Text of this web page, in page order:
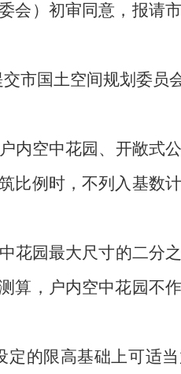
会）初审同意，报请
市国土空间规划委员
内空中花园、开敞式
比例时，不列入基数
花园最大尺寸的二分
算，户内空中花园不
定的限高基础上可适